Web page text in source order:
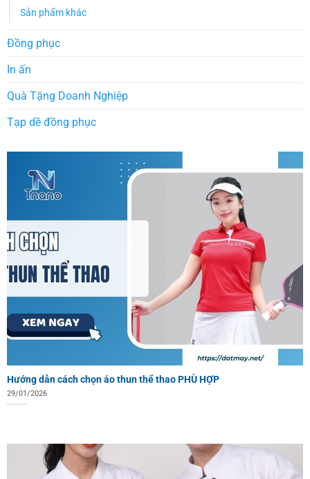
Sản phẩm khác
Đồng phục
In ấn
Quà Tặng Doanh Nghiệp
Tạp dề đồng phục
Hướng dẫn cách chọn áo thun thể thao PHÙ HỢP
29/01/2026